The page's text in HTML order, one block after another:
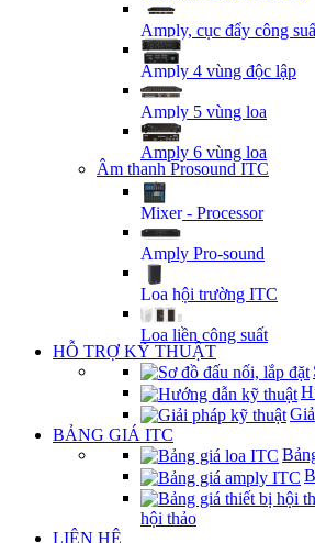
Amply, cục đẩy công
Amply 4 vùng độc lập
Amply 5 vùng loa
Amply 6 vùng loa
Âm thanh Prosound ITC
Mixer - Processor
Amply Pro-sound
Loa hội trường ITC
Loa liền công suất
HỖ TRỢ KỸ THUẬT
BẢNG GIÁ ITC
hội thảo
LIÊN HỆ